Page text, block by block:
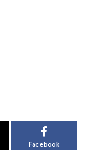
Facebook